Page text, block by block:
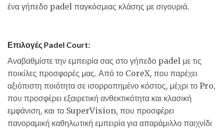
ένα γήπεδο padel παγκόσμιας κλάσης με σιγουριά.
Επιλογές Padel Court:
Αναβαθμίστε την εμπειρία σας στο γήπεδο padel με τις
ποικίλες προσφορές μας. Από το CoreX, που παρέχει
αξιόπιστη ποιότητα σε ισορροπημένο κόστος, μέχρι το Pro,
που προσφέρει εξαιρετική ανθεκτικότητα και κλασική
εμφάνιση, και το SuperVision, που προσφέρει
πανοραμική καθηλωτική εμπειρία για απαράμιλλο παιχνίδι